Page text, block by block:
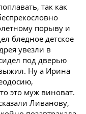
так как
порыву и
бледное детское
увезли в
под дверью
Ну а Ирина
это муж виноват.
Ливанову,